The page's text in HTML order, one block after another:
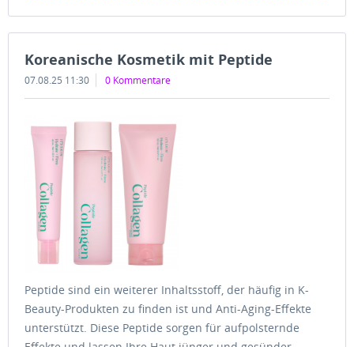
Koreanische Kosmetik mit Peptide
07.08.25 11:30 0 Kommentare
Peptide sind ein weiterer Inhaltsstoff, der häufig in K-
Beauty-Produkten zu finden ist und Anti-Aging-Effekte
unterstützt. Diese Peptide sorgen für aufpolsternde